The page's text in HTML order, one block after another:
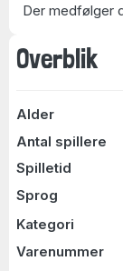
Overblik
Alder
Antal spillere
Spilletid
Sprog
Kategori
Varenummer
Der medfølger